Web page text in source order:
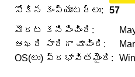
సోకిన కంప్యూటర్లు:
57
మొదట కనిపించింది:
ఆఖరి సారిగా చూచింది:
OS(లు) ప్రభావితమైంది: